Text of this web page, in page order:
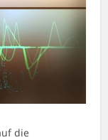
die